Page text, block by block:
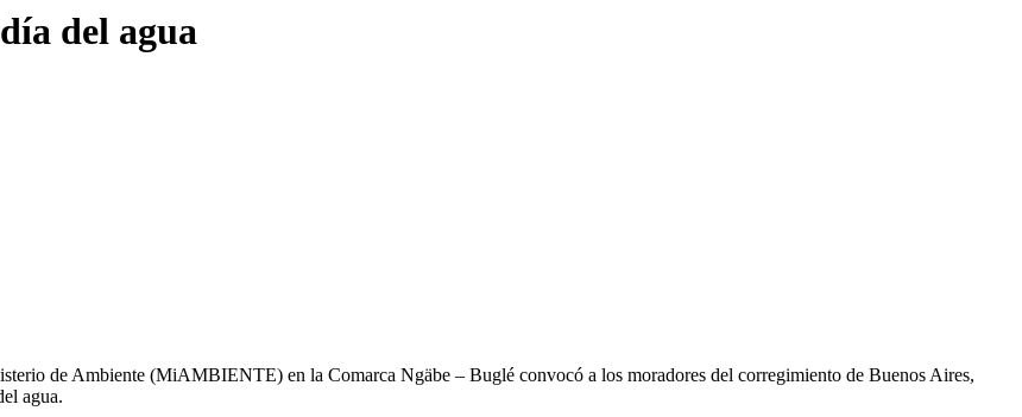
del agua
de Ambiente (MiAMBIENTE) en la Comarca Ngäbe – Buglé convocó a los moradores del corregimiento de Buenos Aires,
agua.